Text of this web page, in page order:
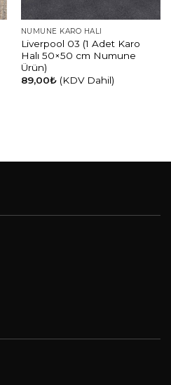
NUMUNE KARO HALI
Liverpool 03 (1 Adet Karo
Halı 50×50 cm Numune
Ürün)
89,00₺ (KDV Dahil)